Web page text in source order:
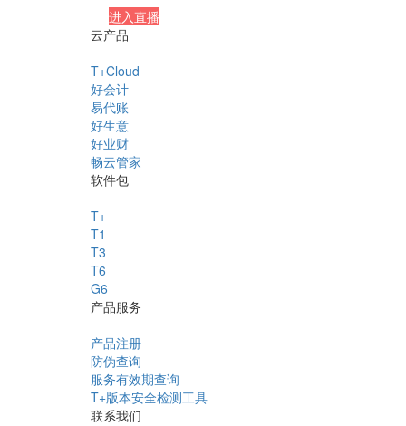
进入直播
云产品
T+Cloud
好会计
易代账
好生意
好业财
畅云管家
软件包
T+
T1
T3
T6
G6
产品服务
产品注册
防伪查询
服务有效期查询
T+版本安全检测工具
联系我们